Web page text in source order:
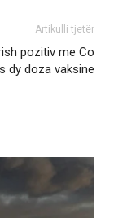
Artikulli tjetër
pozitiv me Co
dy doza vaksine